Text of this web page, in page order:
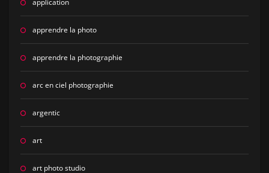
apprendre la photo
apprendre la photographie
arc en ciel photographie
argentic
art
art photo studio